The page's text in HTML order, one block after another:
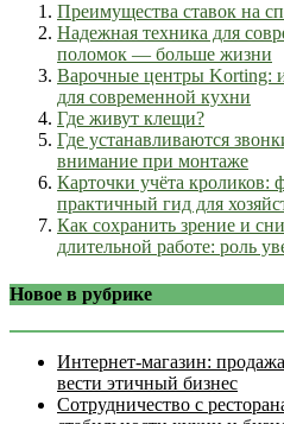
Преимущества ставок на
Надежная техника для
поломок — больше жизни
Варочные центры Korting:
для современной кухни
Где живут клещи?
Где устанавливаются
внимание при монтаже
Карточки учёта
практичный гид для
Как сохранить зрение и
длительной работе: роль
Новое в рубрике
Интернет‑магазин:
вести этичный бизнес
Сотрудничество с